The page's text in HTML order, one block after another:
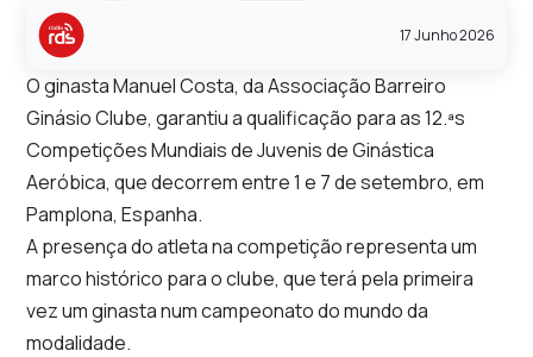
17 Junho 2026
O ginasta Manuel Costa, da Associação Barreiro
Ginásio Clube, garantiu a qualificação para as 12.ªs
Competições Mundiais de Juvenis de Ginástica
Aeróbica, que decorrem entre 1 e 7 de setembro, em
Pamplona, Espanha.
A presença do atleta na competição representa um
marco histórico para o clube, que terá pela primeira
vez um ginasta num campeonato do mundo da
modalidade.